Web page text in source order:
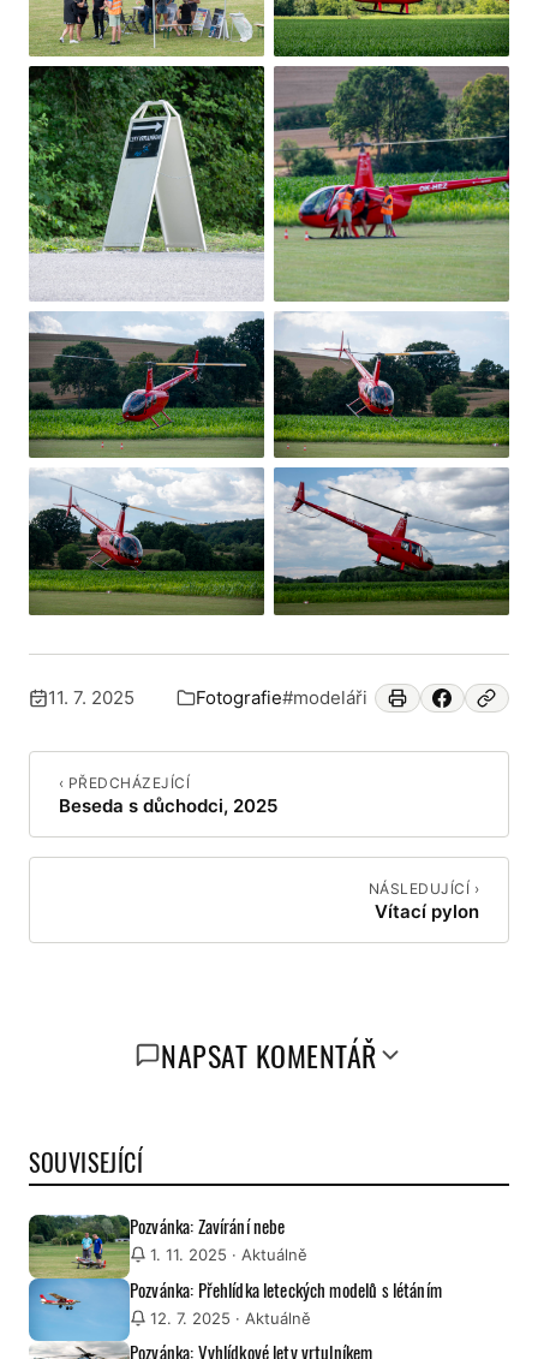
Publikováno:
11. 7. 2025
Zařazeno v:
Fotografie#modeláři
‹ PŘEDCHÁZEJÍCÍ
Beseda s důchodci, 2025
NÁSLEDUJÍCÍ ›
Vítací pylon
NAPSAT KOMENTÁŘ
SOUVISEJÍCÍ
Pozvánka: Zavírání nebe
1. 11. 2025 · Aktuálně
Pozvánka: Přehlídka leteckých modelů s létáním
12. 7. 2025 · Aktuálně
Pozvánka: Vyhlídkové lety vrtulníkem